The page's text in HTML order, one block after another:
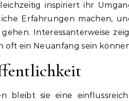
inspiriert ihr
Erfahrungen machen,
Interessanterweise
oft ein Neuanfang sein
bleibt sie eine